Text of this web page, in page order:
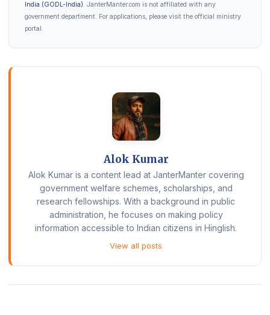
India (GODL-India). JanterManter.com is not affiliated with any
government department. For applications, please visit the official ministry
portal.
Alok Kumar
Alok Kumar is a content lead at JanterManter covering
government welfare schemes, scholarships, and
research fellowships. With a background in public
administration, he focuses on making policy
information accessible to Indian citizens in Hinglish.
View all posts